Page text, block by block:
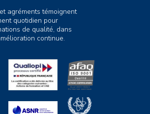
agréments témoignent
quotidien pour
de qualité, dans
continue.